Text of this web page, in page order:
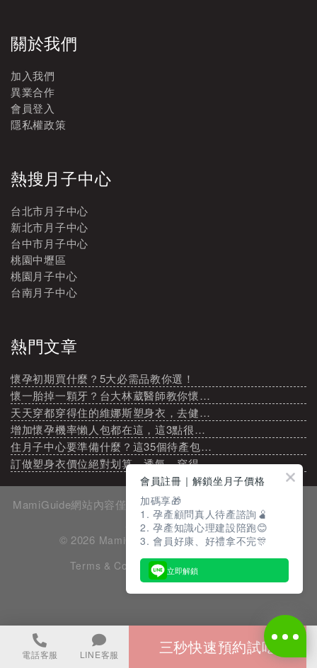
電話客服 LINE客服 三秒快速預約試吃
關於我們
加入我們
異業合作
會員登入
隱私權政策
熱搜月子中心
台北市月子中心
新北市月子中心
台中市月子中心
桃園中壢區
桃園月子中心
台南月子中心
熱門文章
懷孕初期買什麼？5大必需品教你選！
懷一胎掉一顆牙？台大林葳醫師教你懷…
天天穿都穿得住的維娜斯塑身衣，去健…
增加懷孕機率懶人包都在這，這3點很…
住月子中心要準備什麼？這35個待產包…
訂做塑身衣價位絕對划算，透氣、穿得…
MamiGuide網站內容僅供參考，請以實際業者提供的房價和
服務內容為準
© 2026 MamiGuide. All rights reserved.
Terms & Condition Privacy Policy
會員註冊｜解鎖坐月子價格
加碼享🎁
1. 孕產顧問真人待產諮詢🫄
2. 孕產知識心理建設陪跑😊
3. 會員好康、好禮拿不完🎊
立即解鎖